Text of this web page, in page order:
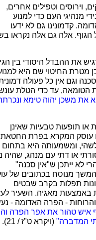
וירוסים וטפילים אחרים,
מנהיגי העם כדי למנוע
קדמונינו גם לא ידעו
הגוף. אלה גם אלה נקראו
היא רשות הרע," כותב פרופ' קויפמן [1], בבואו להדגיש את ההבדל היסודי
מטרת החיטוי שם היא
וגם אין כל פעולה
הטומאה, עד כדי הטלת
את משכן יהוה טימא
תופעות טבעיות שאינן
עוסק המקרא בפרת
ומשמעותה היא בתחום
מסורתי או דתי עם מנהג, שהיה
לא ייתכן ש"אין סכנה"
מנוסח בכתובים של
תפלות בקרב שבטים
באמצעות מאגיה. השעיר
- הפרה האדומה -
איש טהור את אפר הפרה
המדברה" (ויקרא ט"ז / 21).